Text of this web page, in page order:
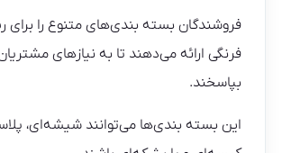
فروشندگان بسته بندی‌های متنوع را
فرنگی ارائه می‌دهند تا به نیازهای
بپاسخند.
این بسته بندی‌ها می‌توانند شیشه‌ای،